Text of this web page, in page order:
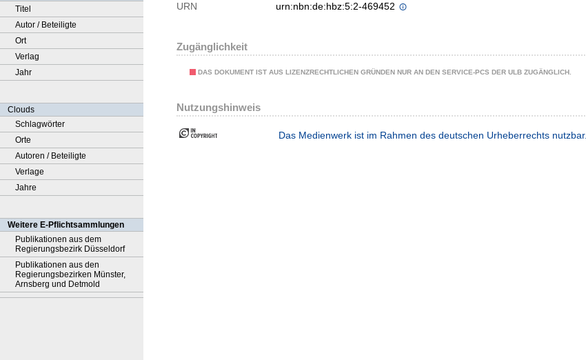
Titel
Autor / Beteiligte
Ort
Verlag
Jahr
Clouds
Schlagwörter
Orte
Autoren / Beteiligte
Verlage
Jahre
Weitere E-Pflichtsammlungen
Publikationen aus dem
Regierungsbezirk Düsseldorf
Publikationen aus den
Regierungsbezirken Münster,
Arnsberg und Detmold
URN
urn:nbn:de:hbz:5:2-469452
Zugänglichkeit
DAS DOKUMENT IST AUS LIZENZRECHTLICHEN GRÜNDEN NUR AN DEN SERVICE-PCS DER ULB ZUGÄNGLICH.
Nutzungshinweis
Das Medienwerk ist im Rahmen des deutschen Urheberrechts nutzbar.